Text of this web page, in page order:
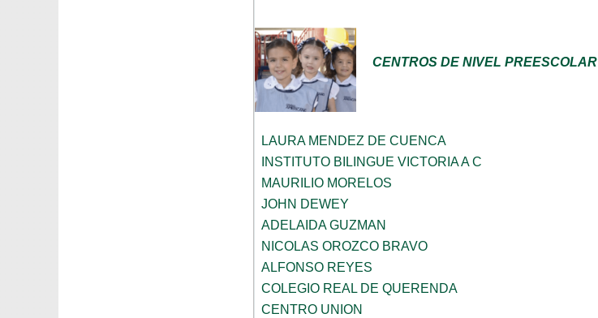
CENTROS DE NIVEL PREESCOLAR
LAURA MENDEZ DE CUENCA
INSTITUTO BILINGUE VICTORIA A C
MAURILIO MORELOS
JOHN DEWEY
ADELAIDA GUZMAN
NICOLAS OROZCO BRAVO
ALFONSO REYES
COLEGIO REAL DE QUERENDA
CENTRO UNION